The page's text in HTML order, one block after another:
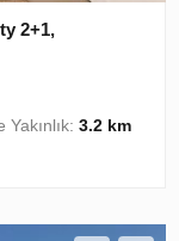
2+1,
Yakınlık:3.2 km